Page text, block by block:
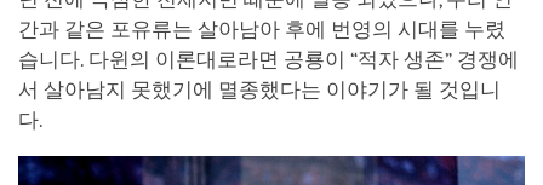
간과 같은 포유류는 살아남아 후에 번영의 시대를 누렸
습니다. 다윈의 이론대로라면 공룡이 “적자 생존” 경쟁에
서 살아남지 못했기에 멸종했다는 이야기가 될 것입니
다.